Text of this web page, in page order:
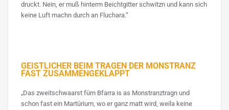
druckt. Nein, er muß hinterm Beichtgitter schwitzn und kann sich
keine Luft machn durch an Fluchara.“
GEISTLICHER BEIM TRAGEN DER MONSTRANZ
FAST ZUSAMMENGEKLAPPT
„Das zweitschwaarst fürn Bfarra is as Monstranztragn und
schon fast ein Martürium, wo er ganz matt wird, weila keine